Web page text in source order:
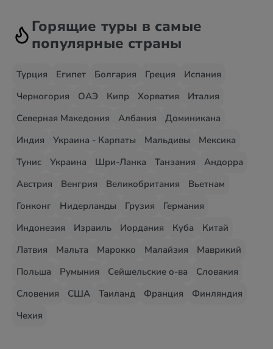
Горящие туры в самые
популярные страны
Турция Египет Болгария Греция
Испания
Черногория
ОАЭ Кипр Хорватия
Италия
Северная Македония
Албания
Доминикана
Индия
Украина - Карпаты Мальдивы
Мексика
Тунис
Украина Шри-Ланка Танзания
Андорра
Австрия
Венгрия Великобритания
Вьетнам
Гонконг
Нидерланды Грузия
Германия
Индонезия
Израиль Иордания Куба
Китай
Латвия
Мальта Марокко Малайзия
Маврикий
Польша
Румыния Сейшельские о-ва
Словакия
Словения
США Таиланд Франция
Финляндия
Чехия